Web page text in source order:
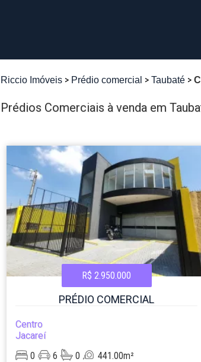
Riccio Imóveis Prédio comercial Taubaté
Prédios Comerciais à venda em
R$ 2.950.000
PRÉDIO COMERCIAL
Centro
Jacareí
0
6 0 441.00m²